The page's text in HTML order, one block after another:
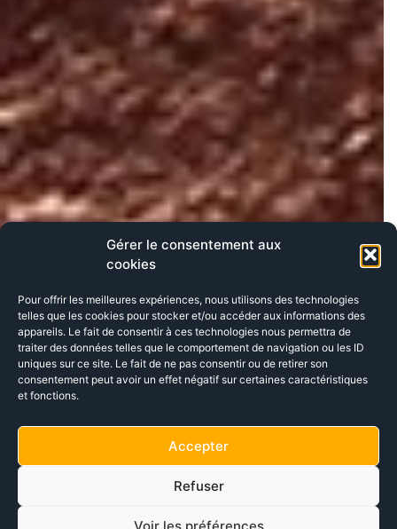
Gérer le consentement aux
cookies
Pour offrir les meilleures expériences, nous utilisons des technologies
telles que les cookies pour stocker et/ou accéder aux informations des
appareils. Le fait de consentir à ces technologies nous permettra de
traiter des données telles que le comportement de navigation ou les ID
uniques sur ce site. Le fait de ne pas consentir ou de retirer son
consentement peut avoir un effet négatif sur certaines caractéristiques
et fonctions.
Accepter
Refuser
Voir les préférences